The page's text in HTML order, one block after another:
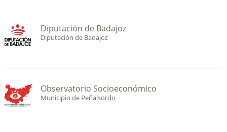
Diputación de Badajoz
Diputación de Badajoz
Observatorio Socioeconómico
Municipio de Peñalsordo